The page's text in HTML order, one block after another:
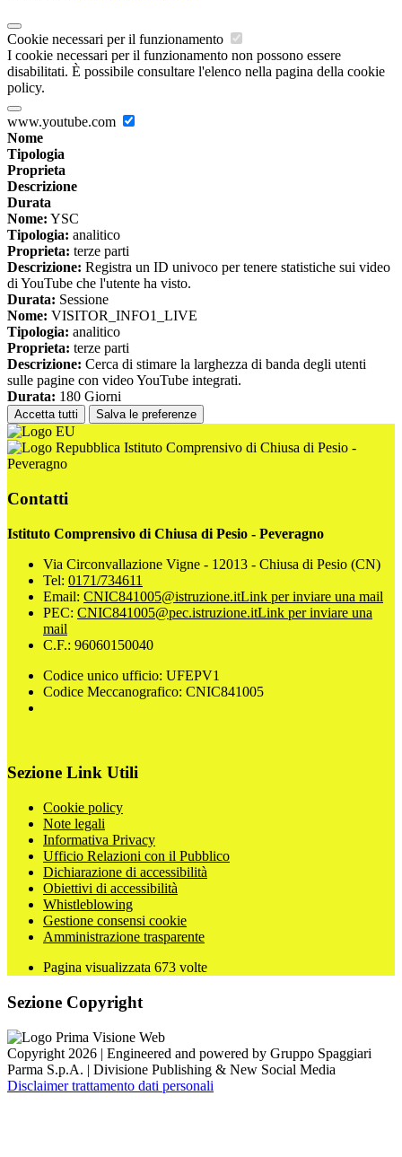
Cookie necessari per il funzionamento
I cookie necessari per il funzionamento non possono essere
disabilitati. È possibile consultare l'elenco nella pagina della cookie
policy.
www.youtube.com
Nome
Tipologia
Proprieta
Descrizione
Durata
Nome: YSC
Tipologia: analitico
Proprieta: terze parti
Descrizione: Registra un ID univoco per tenere statistiche sui video
di YouTube che l'utente ha visto.
Durata: Sessione
Nome: VISITOR_INFO1_LIVE
Tipologia: analitico
Proprieta: terze parti
Descrizione: Cerca di stimare la larghezza di banda degli utenti
sulle pagine con video YouTube integrati.
Durata: 180 Giorni
Accetta tutti Salva le preferenze
Istituto Comprensivo di Chiusa di Pesio -
Peveragno
Contatti
Istituto Comprensivo di Chiusa di Pesio - Peveragno
Via Circonvallazione Vigne - 12013 - Chiusa di Pesio (CN)
Tel: 0171/734611
Email: CNIC841005@istruzione.itLink per inviare una mail
PEC: CNIC841005@pec.istruzione.itLink per inviare una
mail
C.F.: 96060150040
Codice unico ufficio: UFEPV1
Codice Meccanografico: CNIC841005
Sezione Link Utili
Cookie policy
Note legali
Informativa Privacy
Ufficio Relazioni con il Pubblico
Dichiarazione di accessibilità
Obiettivi di accessibilità
Whistleblowing
Gestione consensi cookie
Amministrazione trasparente
Pagina visualizzata 673 volte
Sezione Copyright
Copyright 2026 | Engineered and powered by Gruppo Spaggiari
Parma S.p.A. | Divisione Publishing & New Social Media
Disclaimer trattamento dati personali